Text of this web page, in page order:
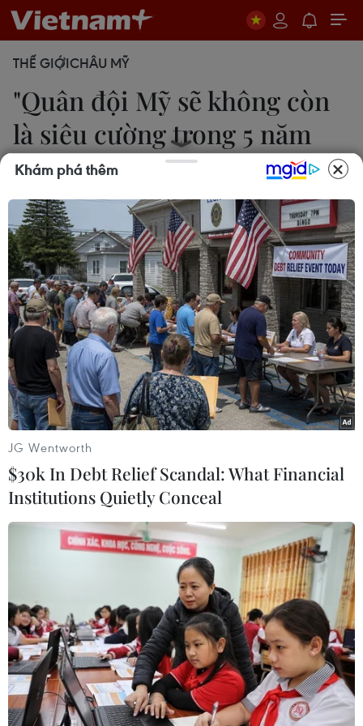
THẾ GIỚICHÂU MỸ
"Quân đội Mỹ sẽ không còn
là siêu cường trong 5 năm
tới"
14/06/2017 23:22
Tướng Joseph Dunford cảnh báo nếu Lầu Năm
Góc không được cấp kinh phí ổn định, Mỹ sẽ để
mất lợi thế công nghệ và đào tạo trước các đối thủ
tiềm tàng của mình.
Quân đội Mỹ ở Afghanistan. (Nguồn: Khaama Press)
National Interest đưa tin nếu Lầu Năm Góc
không được cấp kinh phí ổn định, Mỹ sẽ để mất
lợi thế công nghệ và đào tạo trước các đối thủ
tiềm tàng của mình.
Khám phá thêm
JG Wentworth
$30k In Debt Relief Scandal: What Financial
Institutions Quietly Conceal